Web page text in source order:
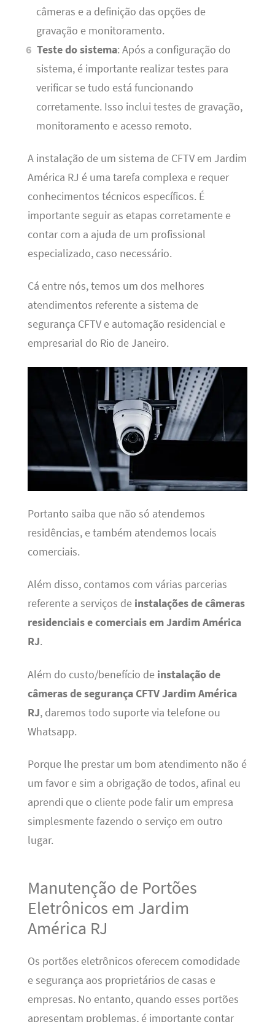
câmeras e a definição das opções de
gravação e monitoramento.
Teste do sistema: Após a configuração do
sistema, é importante realizar testes para
verificar se tudo está funcionando
corretamente. Isso inclui testes de gravação,
monitoramento e acesso remoto.
A instalação de um sistema de CFTV em Jardim
América RJ é uma tarefa complexa e requer
conhecimentos técnicos específicos. É
importante seguir as etapas corretamente e
contar com a ajuda de um profissional
especializado, caso necessário.
Cá entre nós, temos um dos melhores
atendimentos referente a sistema de
segurança CFTV e automação residencial e
empresarial do Rio de Janeiro.
Portanto saiba que não só atendemos
residências, e também atendemos locais
comerciais.
Além disso, contamos com várias parcerias
referente a serviços de instalações de câmeras
residenciais e comerciais em Jardim América
RJ.
Além do custo/benefício de instalação de
câmeras de segurança CFTV Jardim América
RJ, daremos todo suporte via telefone ou
Whatsapp.
Porque lhe prestar um bom atendimento não é
um favor e sim a obrigação de todos, afinal eu
aprendi que o cliente pode falir um empresa
simplesmente fazendo o serviço em outro
lugar.
Manutenção de Portões
Eletrônicos em Jardim
América RJ
Os portões eletrônicos oferecem comodidade
e segurança aos proprietários de casas e
empresas. No entanto, quando esses portões
apresentam problemas, é importante contar